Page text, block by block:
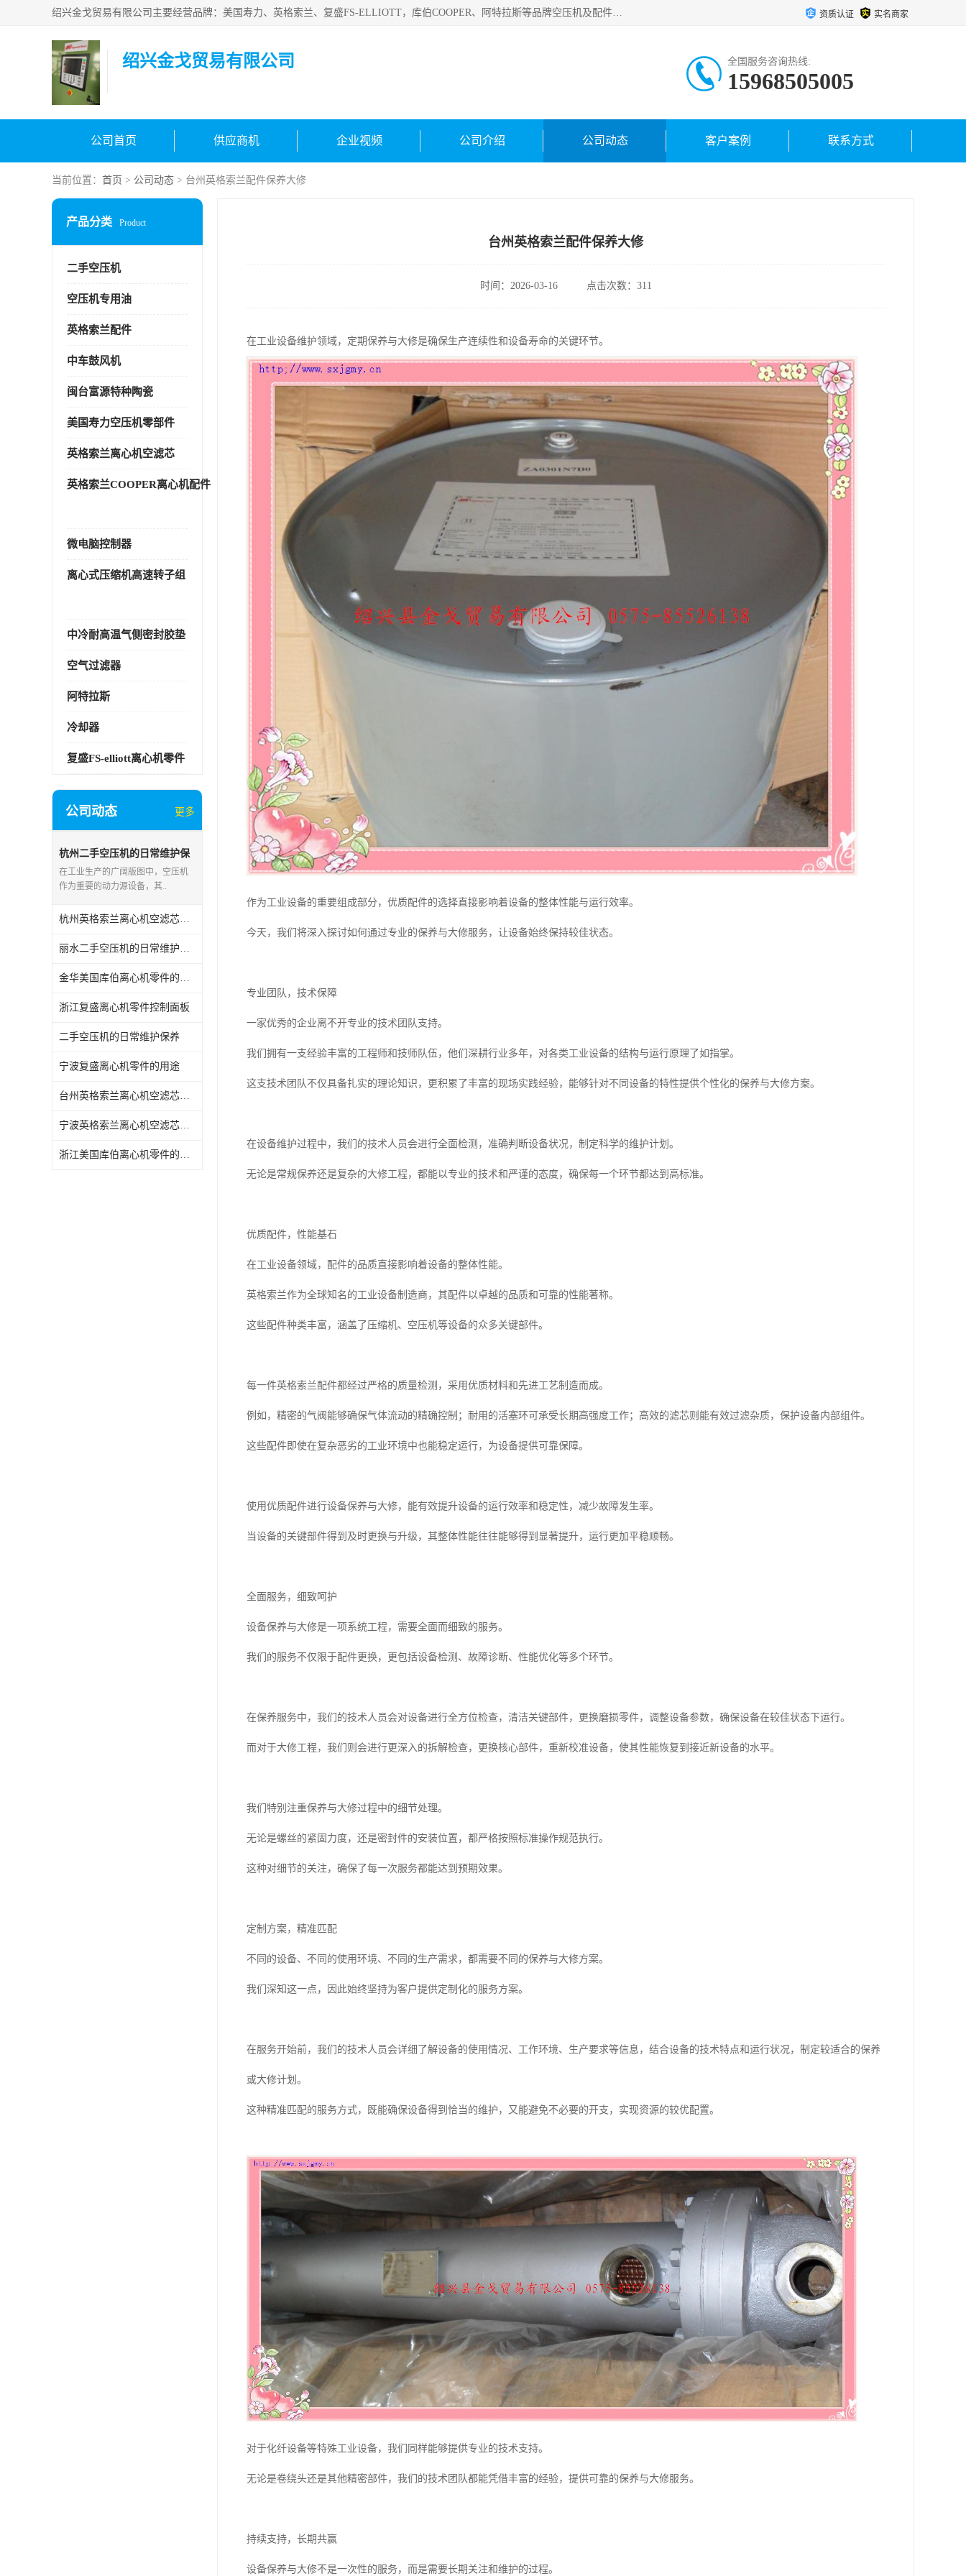
绍兴金戈贸易有限公司主要经营品牌：美国寿力、英格索兰、复盛FS-ELLIOTT，库伯COOPER、阿特拉斯等品牌空压机及配件销售；承接全厂空气压缩机管理、维护保养；节能改造；气体干燥机销售、维护、维修、保养。销售各种品牌空压机空气滤芯、油滤芯、油气分离器；精密过滤器滤芯；除油雾滤芯；抽真空滤芯，消音器，疏水器。劳务承接：全厂空压机维修保养工程，安装工程；移机或汰换工程；节能改造工程等。 资质认证 实名商家
绍兴金戈贸易有限公司 全国服务咨询热线:
15968505005
公司首页 供应商机 企业视频 公司介绍 公司动态 客户案例 联系方式
当前位置： 首页 > 公司动态 > 台州英格索兰配件保养大修
产品分类 Product
二手空压机
空压机专用油
英格索兰配件
中车鼓风机
闽台富源特种陶瓷
美国寿力空压机零部件
英格索兰离心机空滤芯
英格索兰COOPER离心机配件
微电脑控制器
离心式压缩机高速转子组
中冷耐高温气侧密封胶垫
空气过滤器
阿特拉斯
冷却器
复盛FS-elliott离心机零件
公司动态 更多
杭州二手空压机的日常维护保
养
在工业生产的广阔版图中，空压机
作为重要的动力源设备，其..
杭州英格索兰离心机空滤芯的用途
丽水二手空压机的日常维护保养
金华美国库伯离心机零件的日常维护保养
浙江复盛离心机零件控制面板
二手空压机的日常维护保养
宁波复盛离心机零件的用途
台州英格索兰离心机空滤芯保养大修
宁波英格索兰离心机空滤芯的日常维护保养
浙江美国库伯离心机零件的用途
台州英格索兰配件保养大修
时间：2026-03-16 点击次数：311
在工业设备维护领域，定期保养与大修是确保生产连续性和设备寿命的关键环节。
作为工业设备的重要组成部分，优质配件的选择直接影响着设备的整体性能与运行效率。
今天，我们将深入探讨如何通过专业的保养与大修服务，让设备始终保持较佳状态。
专业团队，技术保障
一家优秀的企业离不开专业的技术团队支持。
我们拥有一支经验丰富的工程师和技师队伍，他们深耕行业多年，对各类工业设备的结构与运行原理了如指掌。
这支技术团队不仅具备扎实的理论知识，更积累了丰富的现场实践经验，能够针对不同设备的特性提供个性化的保养与大修方案。
在设备维护过程中，我们的技术人员会进行全面检测，准确判断设备状况，制定科学的维护计划。
无论是常规保养还是复杂的大修工程，都能以专业的技术和严谨的态度，确保每一个环节都达到高标准。
优质配件，性能基石
在工业设备领域，配件的品质直接影响着设备的整体性能。
英格索兰作为全球知名的工业设备制造商，其配件以卓越的品质和可靠的性能著称。
这些配件种类丰富，涵盖了压缩机、空压机等设备的众多关键部件。
每一件英格索兰配件都经过严格的质量检测，采用优质材料和先进工艺制造而成。
例如，精密的气阀能够确保气体流动的精确控制；耐用的活塞环可承受长期高强度工作；高效的滤芯则能有效过滤杂质，保护设备内部组件。
这些配件即使在复杂恶劣的工业环境中也能稳定运行，为设备提供可靠保障。
使用优质配件进行设备保养与大修，能有效提升设备的运行效率和稳定性，减少故障发生率。
当设备的关键部件得到及时更换与升级，其整体性能往往能够得到显著提升，运行更加平稳顺畅。
全面服务，细致呵护
设备保养与大修是一项系统工程，需要全面而细致的服务。
我们的服务不仅限于配件更换，更包括设备检测、故障诊断、性能优化等多个环节。
在保养服务中，我们的技术人员会对设备进行全方位检查，清洁关键部件，更换磨损零件，调整设备参数，确保设备在较佳状态下运行。
而对于大修工程，我们则会进行更深入的拆解检查，更换核心部件，重新校准设备，使其性能恢复到接近新设备的水平。
我们特别注重保养与大修过程中的细节处理。
无论是螺丝的紧固力度，还是密封件的安装位置，都严格按照标准操作规范执行。
这种对细节的关注，确保了每一次服务都能达到预期效果。
定制方案，精准匹配
不同的设备、不同的使用环境、不同的生产需求，都需要不同的保养与大修方案。
我们深知这一点，因此始终坚持为客户提供定制化的服务方案。
在服务开始前，我们的技术人员会详细了解设备的使用情况、工作环境、生产要求等信息，结合设备的技术特点和运行状况，制定较适合的保养
或大修计划。
这种精准匹配的服务方式，既能确保设备得到恰当的维护，又能避免不必要的开支，实现资源的较优配置。
对于化纤设备等特殊工业设备，我们同样能够提供专业的技术支持。
无论是卷绕头还是其他精密部件，我们的技术团队都能凭借丰富的经验，提供可靠的保养与大修服务。
持续支持，长期共赢
设备保养与大修不是一次性的服务，而是需要长期关注和维护的过程。